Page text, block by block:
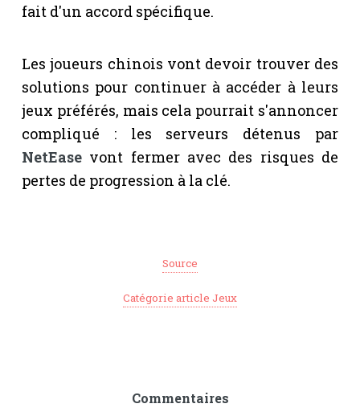
fait d'un accord spécifique.
Les joueurs chinois vont devoir trouver des
solutions pour continuer à accéder à leurs
jeux préférés, mais cela pourrait s'annoncer
compliqué : les serveurs détenus par
NetEasevont fermer avec des risques de
pertes de progression à la clé.
Source
Catégorie article Jeux
Commentaires